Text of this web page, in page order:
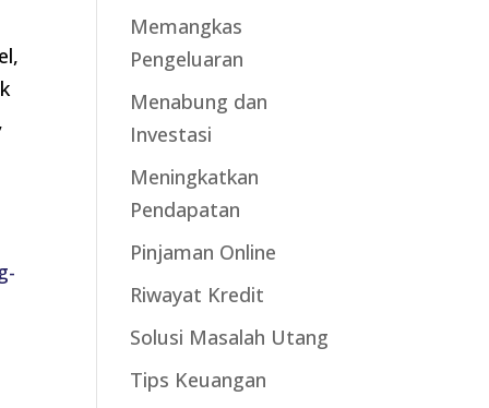
Memangkas
Pengeluaran
Menabung dan
Investasi
Meningkatkan
Pendapatan
Pinjaman Online
Riwayat Kredit
Solusi Masalah Utang
Tips Keuangan